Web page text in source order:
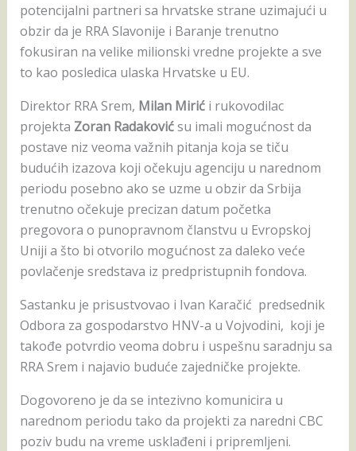
potencijalni partneri sa hrvatske strane uzimajući u
obzir da je RRA Slavonije i Baranje trenutno
fokusiran na velike milionski vredne projekte a sve
to kao posledica ulaska Hrvatske u EU.
Direktor RRA Srem, Milan Mirići rukovodilac
projekta Zoran Radakovićsu imali mogućnost da
postave niz veoma važnih pitanja koja se tiču
budućih izazova koji očekuju agenciju u narednom
periodu posebno ako se uzme u obzir da Srbija
trenutno očekuje precizan datum početka
pregovora o punopravnom članstvu u Evropskoj
Uniji a što bi otvorilo mogućnost za daleko veće
povlačenje sredstava iz predpristupnih fondova.
Sastanku je prisustvovao i Ivan Karačić predsednik
Odbora za gospodarstvo HNV-a u Vojvodini, koji je
takođe potvrdio veoma dobru i uspešnu saradnju sa
RRA Srem i najavio buduće zajedničke projekte.
Dogovoreno je da se intezivno komunicira u
narednom periodu tako da projekti za naredni CBC
poziv budu na vreme usklađeni i pripremljeni.